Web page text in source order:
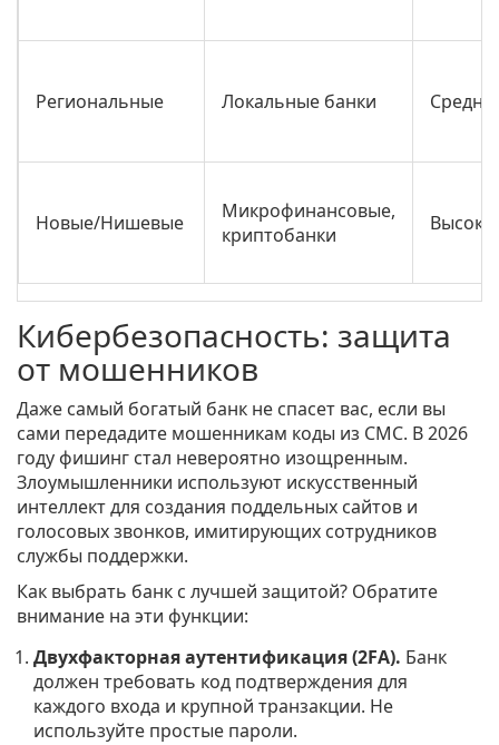
Региональные Локальные банки
Новые/Нишевые
Микрофинансовые,
криптобанки
Кибербезопасность: защита
от мошенников
Даже самый богатый банк не спасет вас, если вы
сами передадите мошенникам коды из СМС. В 2026
году фишинг стал невероятно изощренным.
Злоумышленники используют искусственный
интеллект для создания поддельных сайтов и
голосовых звонков, имитирующих сотрудников
службы поддержки.
Как выбрать банк с лучшей защитой? Обратите
внимание на эти функции:
Двухфакторная аутентификация (2FA). Банк
должен требовать код подтверждения для
каждого входа и крупной транзакции. Не
используйте простые пароли.